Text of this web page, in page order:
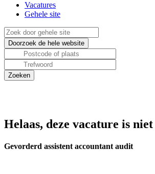
Vacatures
Gehele site
Helaas, deze vacature is
Gevorderd assistent accountant audit